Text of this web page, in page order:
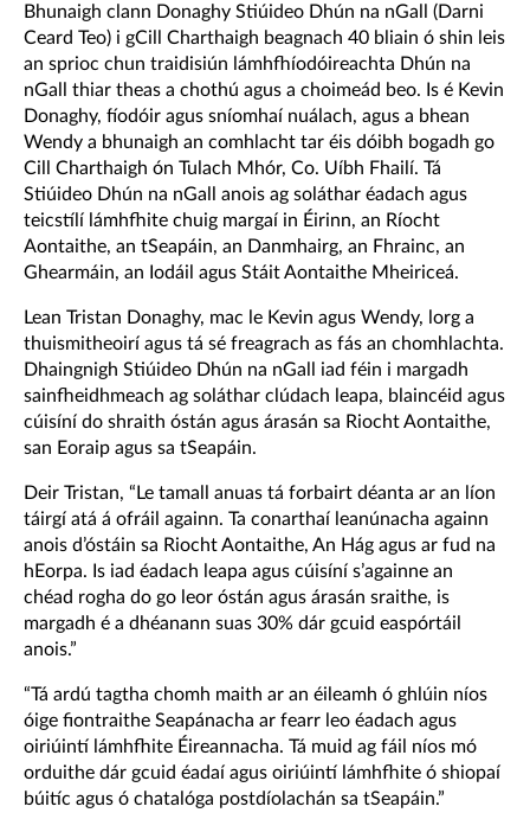
Bhunaigh clann Donaghy Stiúideo Dhún na nGall (Darni
Ceard Teo) i gCill Charthaigh beagnach 40 bliain ó shin leis
an sprioc chun traidisiún lámhfhíodóireachta Dhún na
nGall thiar theas a chothú agus a choimeád beo. Is é Kevin
Donaghy, fíodóir agus sníomhaí nuálach, agus a bhean
Wendy a bhunaigh an comhlacht tar éis dóibh bogadh go
Cill Charthaigh ón Tulach Mhór, Co. Uíbh Fhailí. Tá
Stiúideo Dhún na nGall anois ag soláthar éadach agus
teicstílí lámhfhite chuig margaí in Éirinn, an Ríocht
Aontaithe, an tSeapáin, an Danmhairg, an Fhrainc, an
Ghearmáin, an Iodáil agus Stáit Aontaithe Mheiriceá.
Lean Tristan Donaghy, mac le Kevin agus Wendy, lorg a
thuismitheoirí agus tá sé freagrach as fás an chomhlachta.
Dhaingnigh Stiúideo Dhún na nGall iad féin i margadh
sainfheidhmeach ag soláthar clúdach leapa, blaincéid agus
cúisíní do shraith óstán agus árasán sa Riocht Aontaithe,
san Eoraip agus sa tSeapáin.
Deir Tristan, “Le tamall anuas tá forbairt déanta ar an líon
táirgí atá á ofráil againn. Ta conarthaí leanúnacha againn
anois d’óstáin sa Riocht Aontaithe, An Hág agus ar fud na
hEorpa. Is iad éadach leapa agus cúisíní s’againne an
chéad rogha do go leor óstán agus árasán sraithe, is
margadh é a dhéanann suas 30% dár gcuid easpórtáil
anois.”
“Tá ardú tagtha chomh maith ar an éileamh ó ghlúin níos
óige fiontraithe Seapánacha ar fearr leo éadach agus
oiriúintí lámhfhite Éireannacha. Tá muid ag fáil níos mó
orduithe dár gcuid éadaí agus oiriúintí lámhfhite ó shiopaí
búitíc agus ó chatalóga postdíolachán sa tSeapáin.”